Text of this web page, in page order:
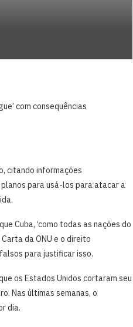
com consequências
citando informações
para usá-los ⁠para atacar a
Cuba, ‘como todas as nações do
da ONU e o direito
para justificar isso.
​os Estados Unidos cortaram seu
Nas últimas ⁠semanas, o
dia.